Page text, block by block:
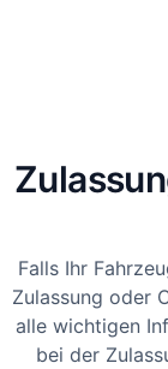
Falls Ihr
Zulassung oder
alle wichtigen
bei der